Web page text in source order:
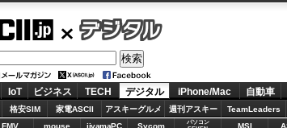
デジタル
IoT ビジネス TECH デジタル iPhone/Mac 自動車
格安SIM 家電ASCII アスキーグルメ 週刊アスキー TeamLeaders
FMV mouse iiyamaPC Sycom
パソコン
MSI